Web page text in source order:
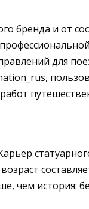
бренда и от
для
чем